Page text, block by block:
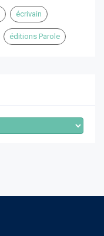
écrivain
éditions Parole